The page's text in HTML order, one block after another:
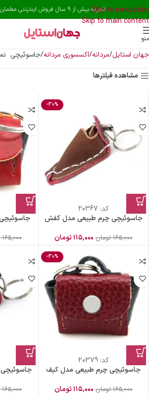
Skip to navigation
Skip to main content
تجربه بیش از 9 سال فروش اینترنتی مطمئن در کنار شما
جهان استایل مردانه اکسسوری مردانه جاسوئیچی
مشاهده فیلترها
-30%
کد: 20367
جاسوئیچی چرم طبیعی مدل کفش
۱۶۵,۰۰۰ تومان ۱۱۵,۰۰۰تومان ۱۶۵,۰۰۰
-30%
کد:20379
جاسوئیچی چرم طبیعی مدل کیف
۱۶۵,۰۰۰ تومان ۱۱۵,۰۰۰تومان ۱۶۵,۰۰۰